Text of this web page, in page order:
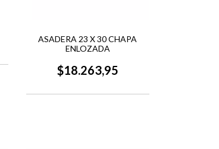
ASADERA 23 X 30 CHAPA
ENLOZADA
$18.263,95